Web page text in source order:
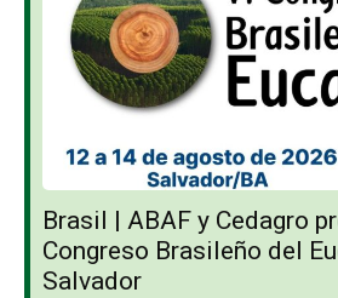
Brasil | ABAF y Cedagro
Congreso Brasileño del
Salvador